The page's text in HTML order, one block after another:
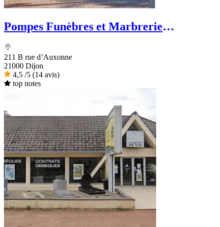
Pompes Funèbres et Marbrerie
211 B rue d’Auxonne
21000 Dijon
4,5 /5 (14 avis)
top notes